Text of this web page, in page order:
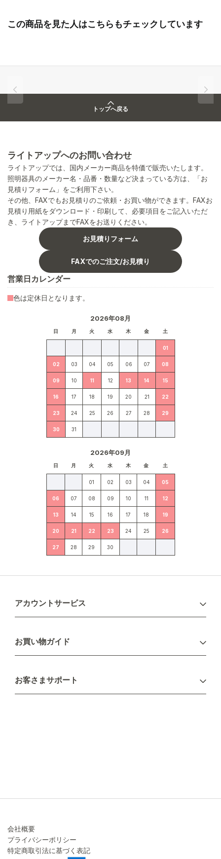
この商品を見た人はこちらもチェックしています
トップへ戻る
ライトアップへのお問い合わせ
ライトアップでは、国内メーカー商品を特価で販売いたします。
照明器具のメーカー名・品番・数量など決まっている方は、「お
見積りフォーム」をご利用下さい。
その他、FAXでもお見積りのご依頼・お買い物ができます。FAXお
見積り用紙をダウンロード・印刷して、必要項目をご記入いただ
き、ライトアップまでFAXをお送りください。
お見積りフォーム
FAXでのご注文/お見積り
営業日カレンダー
2026年08月
日 月 火 水 木 金 土
01
02 03 04 05 06 07 08
09 10 11 12 13 14 15
16 17 18 19 20 21 22
23 24 25 26 27 28 29
30 31
2026年09月
日 月 火 水 木 金 土
01 02 03 04 05
06 07 08 09 10 11 12
13 14 15 16 17 18 19
20 21 22 23 24 25 26
27 28 29 30
色は定休日となります。
アカウントサービス
新規会員登録
お買い物ガイド
配送について
不良品・返品について
お客さまサポート
会社概要
プライバシーポリシー
特定商取引法に基づく表記